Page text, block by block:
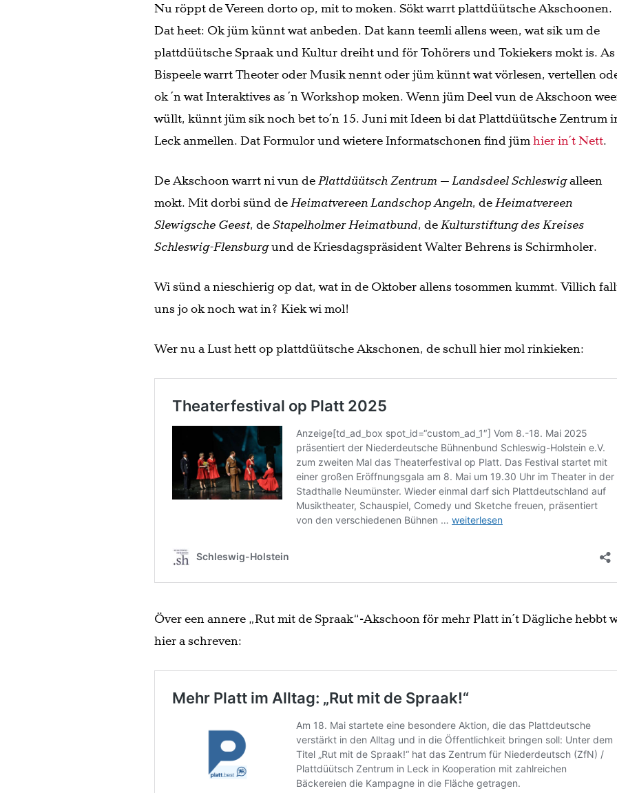
Nu röppt de Vereen dorto op, mit to moken. Sökt warrt plattdüütsche Akschoonen.
Dat heet: Ok jüm künnt wat anbeden. Dat kann teemli allens ween, wat sik um de
plattdüütsche Spraak und Kultur dreiht und för Tohörers und Tokiekers mokt is. As
Bispeele warrt Theoter oder Musik nennt oder jüm künnt wat vörlesen, vertellen
ok ´n wat Interaktives as ´n Workshop moken. Wenn jüm Deel vun de Akschoon
wüllt, künnt jüm sik noch bet to´n 15. Juni mit Ideen bi dat Plattdüütsche Zentrum
Leck anmellen. Dat Formulor und wietere Informatschonen find jümhier in´t Nett.
De Akschoon warrt ni vun dePlattdüütsch Zentrum – Landsdeel Schleswigalleen
mokt. Mit dorbi sünd deHeimatvereen Landschop Angeln, deHeimatvereen
Slewigsche Geest, deStapelholmer Heimatbund, deKulturstiftung des Kreises
Schleswig-Flensburgund de Kriesdagspräsident Walter Behrens is Schirmholer.
Wi sünd a nieschierig op dat, wat in de Oktober allens tosommen kummt. Villich
uns jo ok noch wat in? Kiek wi mol!
Wer nu a Lust hett op plattdüütsche Akschonen, de schull hier mol rinkieken:
Över een annere „Rut mit de Spraak“-Akschoon för mehr Platt in´t Dägliche hebbt
hier a schreven: